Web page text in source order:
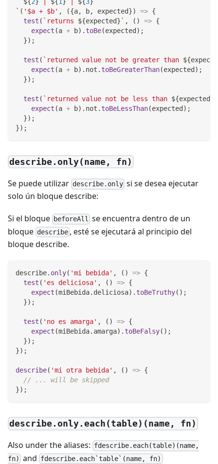
` ( '$a + $b' , ({a, b, expected}) => {
test ( ` returns ${expected} ` , ( ) => {
expect (a + b) . toBe(expected ) ;
}) ;
test ( ` returned value not be greater than ${
expect (a + b) . not . toBeGreaterThan(expected ) ;
}) ;
test ( ` returned value not be less than ${expected
expect (a + b) . not . toBeLessThan(expected ) ;
}) ;
}) ;
describe.only(name, fn)
Se puede utilizar describe.only si se desea ejecutar
solo ún bloque describe:
Si el bloque beforeAll se encuentra dentro de un
bloque describe , esté se ejecutará al principio del
bloque describe.
describe. only( 'mi bebida' , ( ) => {
test ( 'es deliciosa' , ( ) => {
expect (miBebida. deliciosa) . toBeTruthy( ) ;
}) ;
test ( 'no es amarga' , ( ) => {
expect (miBebida. amarga) . toBeFalsy( ) ;
}) ;
}) ;
describe( 'mi otra bebida' , ( ) => {
// ... will be skipped
}) ;
describe.only.each(table)(name, fn)
Also under the aliases: fdescribe.each(table)(name,
fn) and fdescribe.each`table`(name, fn)